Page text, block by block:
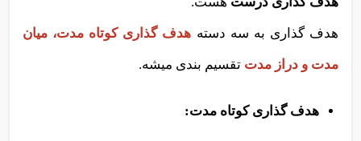
هدف گذاری به سه دسته هدف گذاری کوتاه مدت، میان
مدت و دراز مدت تقسیم بندی میشه.
هدف گذاری کوتاه مدت: